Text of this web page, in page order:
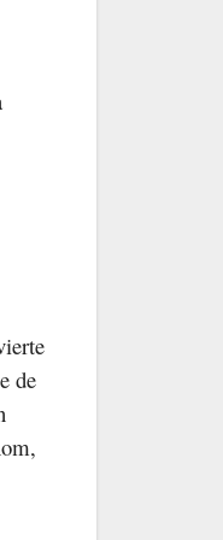
de